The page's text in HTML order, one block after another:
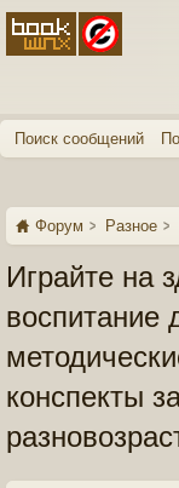
Поиск сообщений
Форум Разное
Играйте на
воспитание
конспекты